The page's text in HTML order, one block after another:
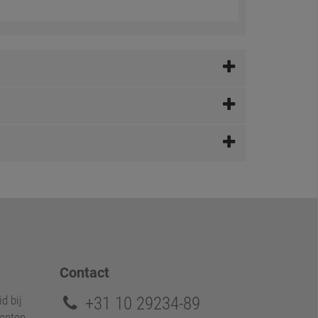
bij
Contact
+31 10 29234-89